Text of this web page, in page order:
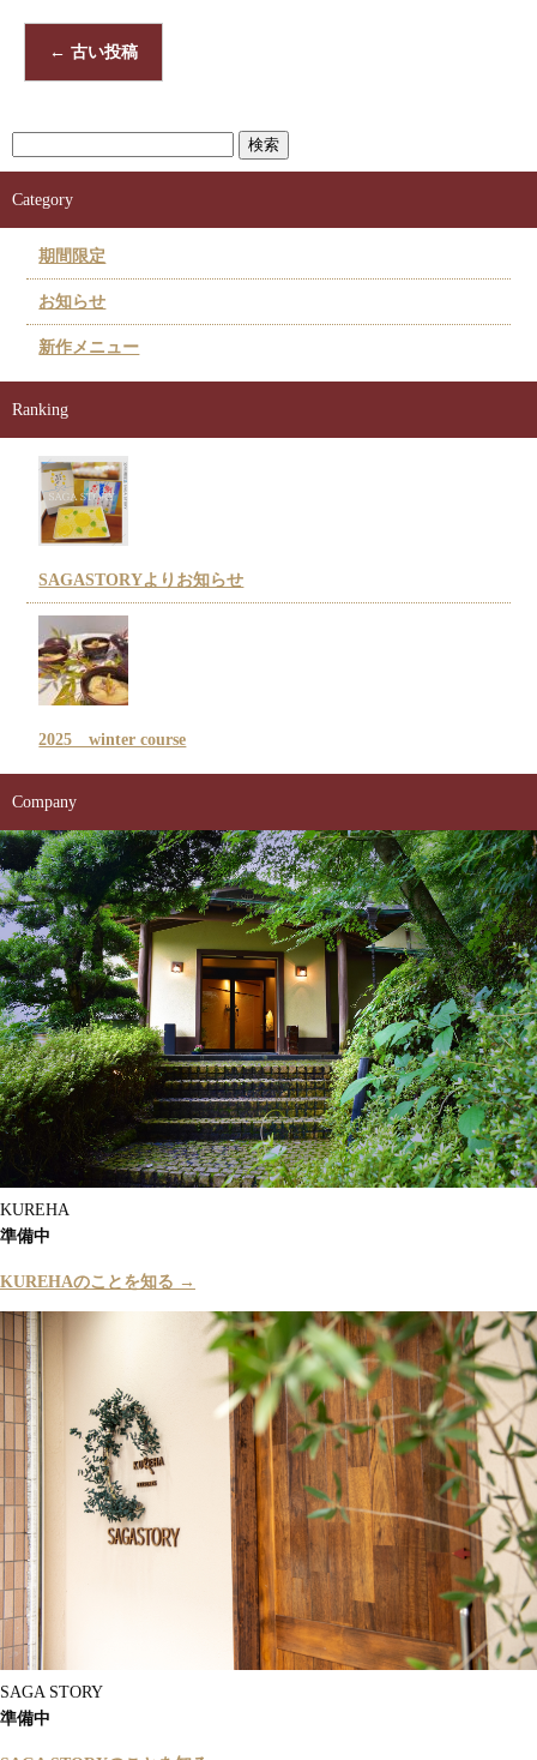
← 古い投稿
Category
期間限定
お知らせ
新作メニュー
Ranking
SAGASTORYよりお知らせ
2025 winter course
Company
KUREHA
準備中
KUREHAのことを知る →
SAGA STORY
準備中